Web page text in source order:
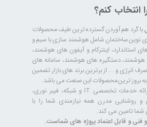
انتخاب کنم؟
با گرد هم آوردن گسترده ترین طیف محصولات
نوین ساختمان شامل هوشمند سازی با سیم و
استاندارد، اینترکام و آیفون های هوشمند،
دستگیره های هوشمند، سامانه های
انرژی و ... از برترین برند های بازار تضمین
بروز ترین محصولات این صنعت می باشد.
همچنین نورال با ارائه خدمات تخصصی IT و شبکه، فیبر نوری،
و روشنایی مدرن همه نیازمندی شما را با
شما تامین می کند.
فنی و قابل اعتماد پروژه های شماست.